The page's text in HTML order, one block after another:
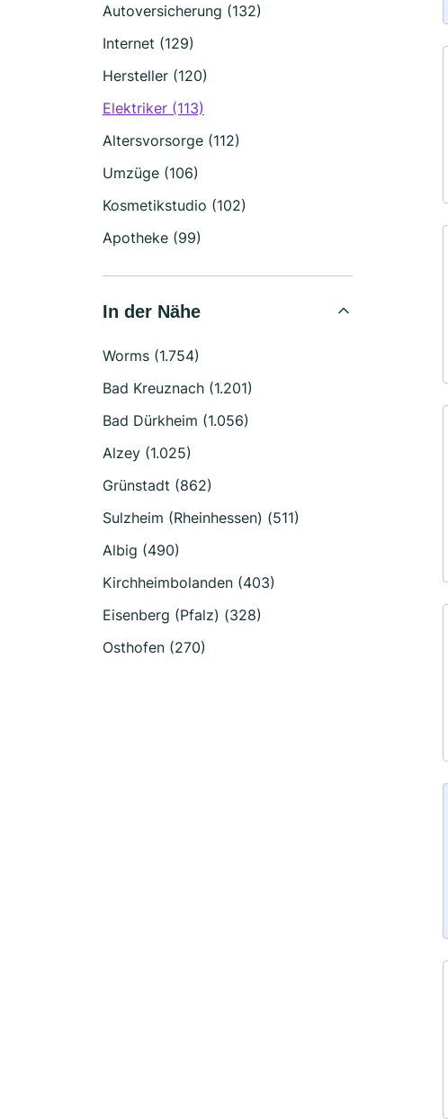
Autoversicherung (132)
Internet (129)
Hersteller (120)
Elektriker (113)
Altersvorsorge (112)
Umzüge (106)
Kosmetikstudio (102)
Apotheke (99)
In der Nähe
Worms (1.754)
Bad Kreuznach (1.201)
Bad Dürkheim (1.056)
Alzey (1.025)
Grünstadt (862)
Sulzheim (Rheinhessen) (511)
Albig (490)
Kirchheimbolanden (403)
Eisenberg (Pfalz) (328)
Osthofen (270)